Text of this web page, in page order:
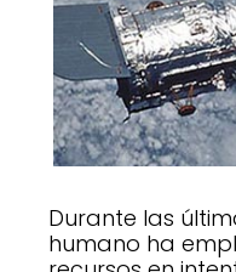
Durante las
humano ha